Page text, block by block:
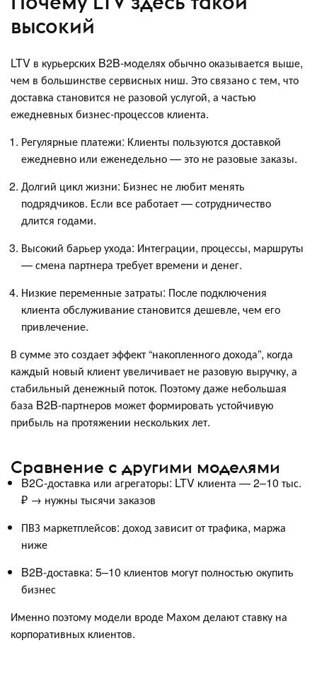
высокий
LTV в курьерских B2B-моделях обычно оказывается выше,
чем в большинстве сервисных ниш. Это связано с тем, что
доставка становится не разовой услугой, а частью
ежедневных бизнес-процессов клиента.
Регулярные платежи: Клиенты пользуются доставкой
ежедневно или еженедельно — это не разовые заказы.
Долгий цикл жизни: Бизнес не любит менять
подрядчиков. Если все работает — сотрудничество
длится годами.
Высокий барьер ухода: Интеграции, процессы, маршруты
— смена партнера требует времени и денег.
Низкие переменные затраты: После подключения
клиента обслуживание становится дешевле, чем его
привлечение.
В сумме это создает эффект “накопленного дохода”, когда
каждый новый клиент увеличивает не разовую выручку, а
стабильный денежный поток. Поэтому даже небольшая
база B2B-партнеров может формировать устойчивую
прибыль на протяжении нескольких лет.
Сравнение с другими моделями
B2C-доставка или агрегаторы: LTV клиента — 2–10 тыс.
₽ → нужны тысячи заказов
ПВЗ маркетплейсов: доход зависит от трафика, маржа
ниже
B2B-доставка: 5–10 клиентов могут полностью окупить
бизнес
Именно поэтому модели вроде Махом делают ставку на
корпоративных клиентов.